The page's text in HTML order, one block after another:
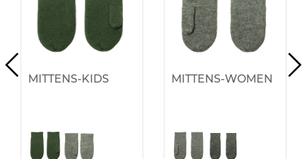
MITTENS-KIDS MITTENS-WOMEN